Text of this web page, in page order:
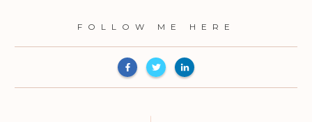
FOLLOW ME HERE